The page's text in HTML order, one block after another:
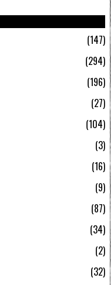
147
294
196
27
104
3
16
9
87
34
2
32